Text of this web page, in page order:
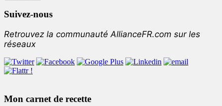
Suivez-nous
Retrouvez la communauté AllianceFR.com sur les
réseaux
Mon carnet de recette